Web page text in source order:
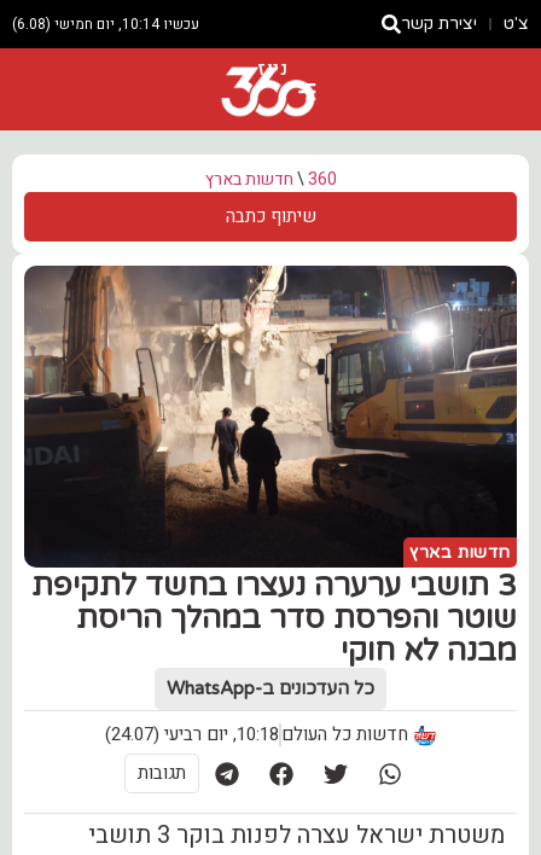
צ'ט יצירת קשר עכשיו 10:14, יום חמישי (6.08)
ניוז
360
\חדשות בארץ
שיתוף כתבה
חדשות בארץ
3 תושבי ערערה נעצרו בחשד לתקיפת
שוטר והפרסת סדר במהלך הריסת
מבנה לא חוקי
כל העדכונים ב-WhatsApp
חדשות כל העולם10:18, יום רביעי (24.07)
תגובות
משטרת ישראל עצרה לפנות בוקר 3 תושבי